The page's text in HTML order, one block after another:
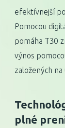
efektívnejší
Pomocou
pomáha T30
výnos
založených na
plné